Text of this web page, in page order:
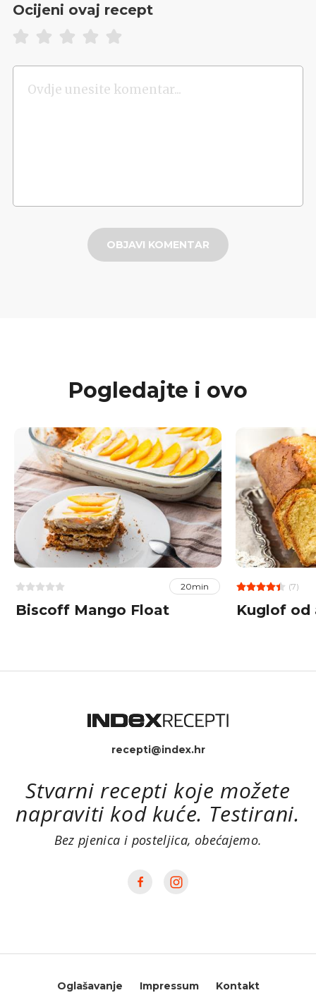
Ocijeni ovaj recept
OBJAVI KOMENTAR
Pogledajte i ovo
20min
Biscoff Mango Float
(7)
Kuglof od
recepti@index.hr
Stvarni recepti koje možete
napraviti kod kuće. Testirani.
Bez pjenica i posteljica, obećajemo.
Oglašavanje Impressum Kontakt